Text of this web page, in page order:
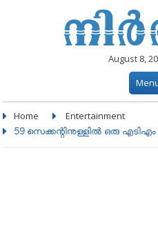
August 8,
Home Entertainment
59 സെക്കന്റിനുള്ളിൽ ഒരു